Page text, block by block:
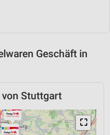
Geschäft in
von Stuttgart
⛶